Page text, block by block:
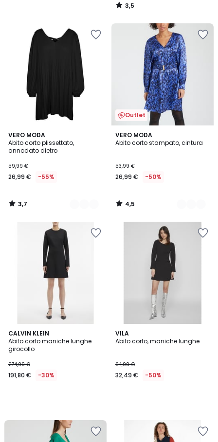
3,5
/
VERO MODA
Abito corto plissettato,
annodato dietro
59,99 €
26,99 € -55%
3,7
/ 5
2
Colori
3,7
/
Outlet
VERO MODA
Abito corto stampato, cintura
53,99 €
26,99 € -50%
4,5
/ 5
2
Colori
4,5
/
CALVIN KLEIN
Abito corto maniche lunghe
girocollo
274,00 €
191,80 € -30%
VILA
Abito corto, maniche lunghe
64,99 €
32,49 € -50%